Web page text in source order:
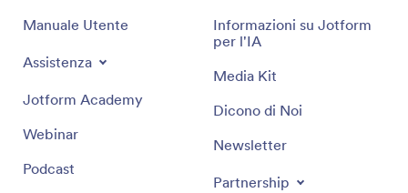
Manuale Utente
Assistenza
Jotform Academy
Webinar
Podcast
Informazioni su Jotform
per l'IA
Media Kit
Dicono di Noi
Newsletter
Partnership